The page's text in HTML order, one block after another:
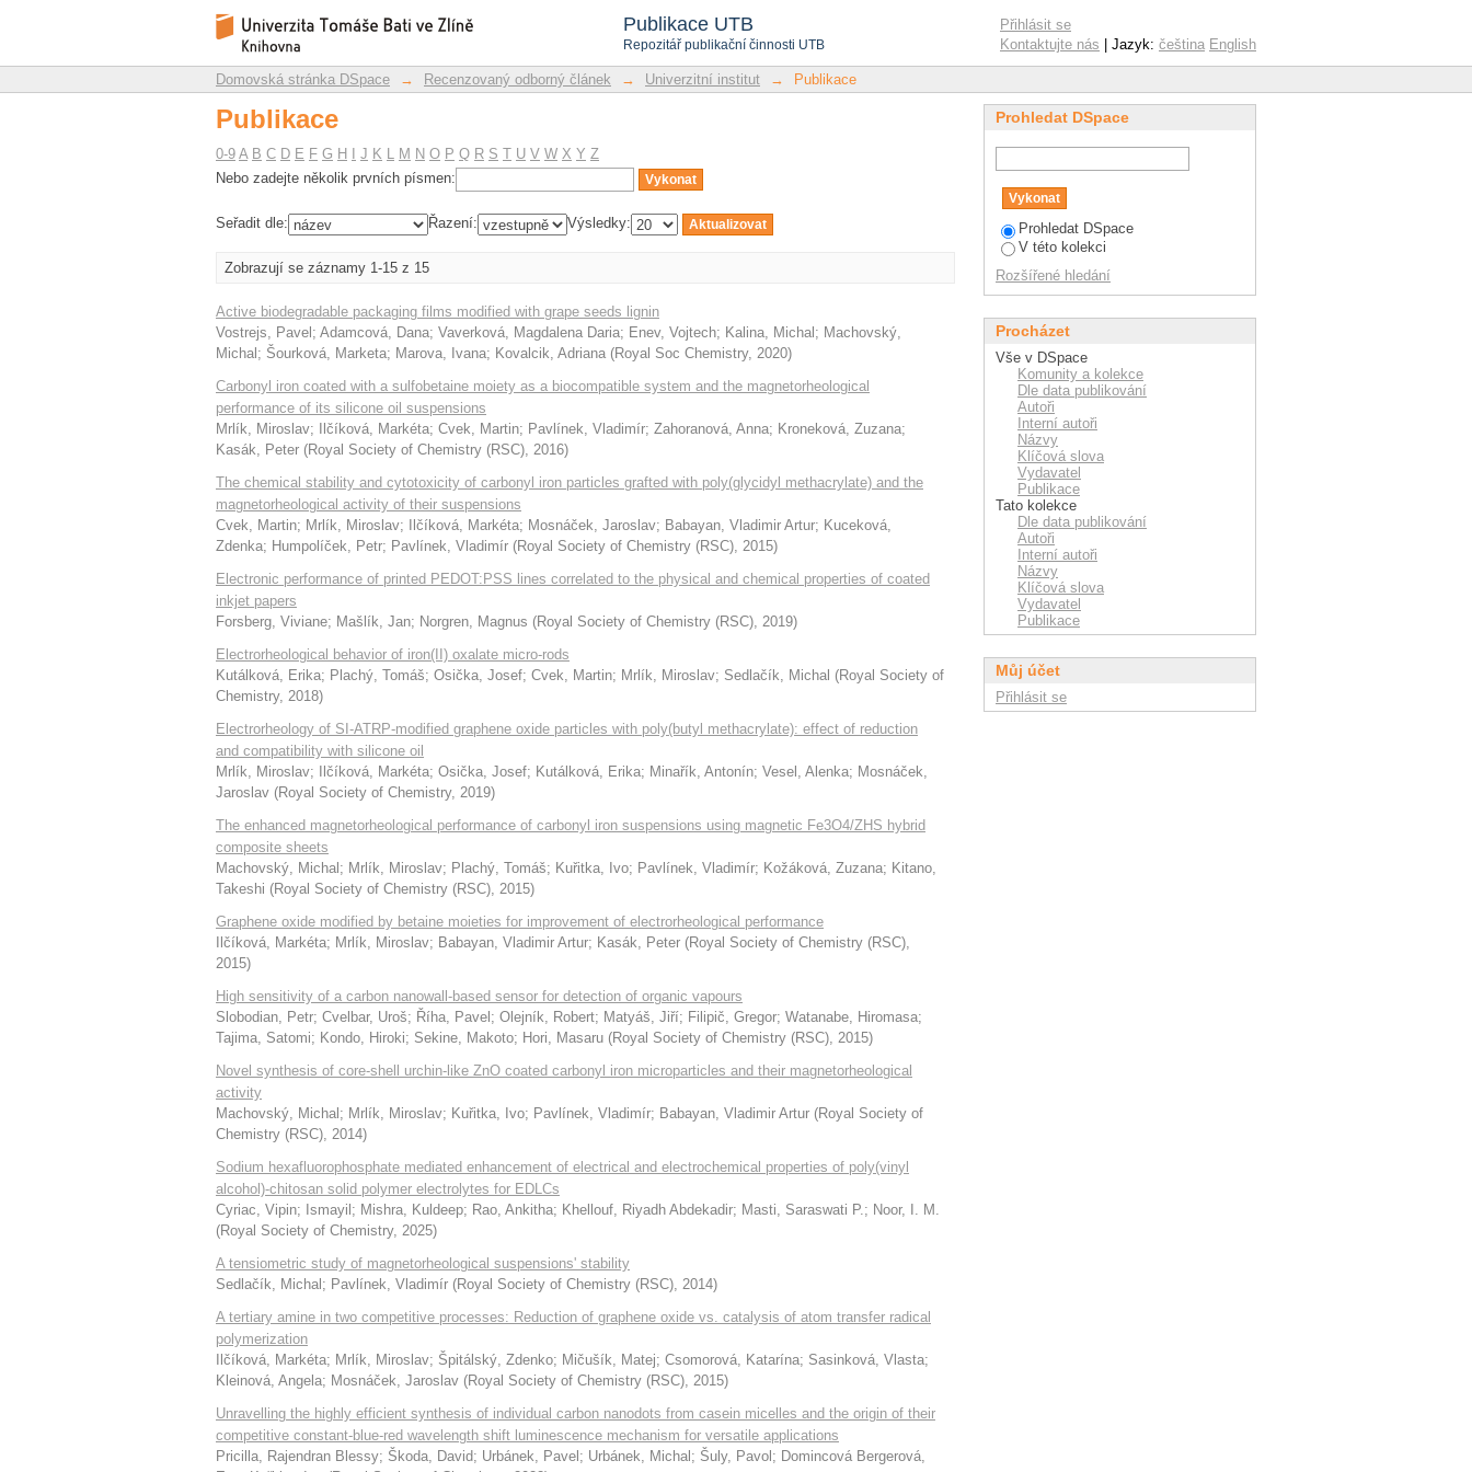
Publikace UTB
Repozitář publikační činnosti UTB
Publikace
Repozitář DSpace/Manakin
Přihlásit se
Kontaktujte nás | Jazyk: čeština English
Domovská stránka DSpace → Recenzovaný odborný článek → Univerzitní institut → Publikace
Publikace
0-9 A B C D E F G H J K L M N O P Q R S T U V W X Y Z
Nebo zadejte několik prvních písmen:
Seřadit dle: Řazení: Výsledky:
Zobrazují se záznamy 1-15 z 15
Active biodegradable packaging films modified with grape seeds lignin
Vostrejs, Pavel ; Adamcová, Dana; Vaverková, Magdalena Daria; Enev, Vojtech; Kalina, Michal ; Machovský,
Michal ; Šourková, Marketa; Marova, Ivana; Kovalcik, Adriana (Royal Soc Chemistry, 2020)
Carbonyl iron coated with a sulfobetaine moiety as a biocompatible system and the magnetorheological
performance of its silicone oil suspensions
Mrlík, Miroslav; Ilčíková, Markéta; Cvek, Martin; Pavlínek, Vladimír; Zahoranová, Anna; Kroneková, Zuzana;
Kasák, Peter (Royal Society of Chemistry (RSC), 2016)
The chemical stability and cytotoxicity of carbonyl iron particles grafted with poly(glycidyl methacrylate) and the
magnetorheological activity of their suspensions
Cvek, Martin; Mrlík, Miroslav; Ilčíková, Markéta; Mosnáček, Jaroslav; Babayan, Vladimir Artur; Kuceková,
Zdenka; Humpolíček, Petr; Pavlínek, Vladimír (Royal Society of Chemistry (RSC), 2015)
Electronic performance of printed PEDOT:PSS lines correlated to the physical and chemical properties of coated
inkjet papers
Forsberg, Viviane; Mašlík, Jan; Norgren, Magnus (Royal Society of Chemistry (RSC), 2019)
Electrorheological behavior of iron(II) oxalate micro-rods
Kutálková, Erika; Plachý, Tomáš; Osička, Josef; Cvek, Martin; Mrlík, Miroslav; Sedlačík, Michal (Royal Society of
Chemistry, 2018)
Electrorheology of SI-ATRP-modified graphene oxide particles with poly(butyl methacrylate): effect of reduction
and compatibility with silicone oil
Mrlík, Miroslav; Ilčíková, Markéta; Osička, Josef; Kutálková, Erika; Minařík, Antonín; Vesel, Alenka; Mosnáček,
Jaroslav (Royal Society of Chemistry, 2019)
The enhanced magnetorheological performance of carbonyl iron suspensions using magnetic Fe3O4/ZHS hybrid
composite sheets
Machovský, Michal ; Mrlík, Miroslav; Plachý, Tomáš; Kuřitka, Ivo; Pavlínek, Vladimír; Kožáková, Zuzana; Kitano,
Takeshi (Royal Society of Chemistry (RSC), 2015)
Graphene oxide modified by betaine moieties for improvement of electrorheological performance
Ilčíková, Markéta; Mrlík, Miroslav; Babayan, Vladimir Artur; Kasák, Peter (Royal Society of Chemistry (RSC),
2015)
High sensitivity of a carbon nanowall-based sensor for detection of organic vapours
Slobodian, Petr; Cvelbar, Uroš; Říha, Pavel ; Olejník, Robert; Matyáš, Jiří; Filipič, Gregor; Watanabe, Hiromasa;
Tajima, Satomi; Kondo, Hiroki; Sekine, Makoto; Hori, Masaru (Royal Society of Chemistry (RSC), 2015)
Novel synthesis of core-shell urchin-like ZnO coated carbonyl iron microparticles and their magnetorheological
activity
Machovský, Michal ; Mrlík, Miroslav; Kuřitka, Ivo; Pavlínek, Vladimír; Babayan, Vladimir Artur (Royal Society of
Chemistry (RSC), 2014)
Sodium hexafluorophosphate mediated enhancement of electrical and electrochemical properties of poly(vinyl
alcohol)-chitosan solid polymer electrolytes for EDLCs
Cyriac, Vipin; Ismayil ; Mishra, Kuldeep; Rao, Ankitha; Khellouf, Riyadh Abdekadir; Masti, Saraswati P.; Noor, I. M.
(Royal Society of Chemistry, 2025)
A tensiometric study of magnetorheological suspensions' stability
Sedlačík, Michal ; Pavlínek, Vladimír (Royal Society of Chemistry (RSC), 2014)
A tertiary amine in two competitive processes: Reduction of graphene oxide vs. catalysis of atom transfer radical
polymerization
Ilčíková, Markéta; Mrlík, Miroslav; Špitálský, Zdenko; Mičušík, Matej; Csomorová, Katarína; Sasinková, Vlasta;
Kleinová, Angela; Mosnáček, Jaroslav (Royal Society of Chemistry (RSC), 2015)
Unravelling the highly efficient synthesis of individual carbon nanodots from casein micelles and the origin of their
competitive constant-blue-red wavelength shift luminescence mechanism for versatile applications
Pricilla, Rajendran Blessy; Škoda, David; Urbánek, Pavel ; Urbánek, Michal ; Šuly, Pavol ; Domincová Bergerová,
Prohledat DSpace
Prohledat DSpace
V této kolekci
Rozšířené hledání
Procházet
Vše v DSpace
Komunity a kolekce
Dle data publikování
Autoři
Interní autoři
Názvy
Klíčová slova
Vydavatel
Publikace
Tato kolekce
Dle data publikování
Autoři
Interní autoři
Názvy
Klíčová slova
Vydavatel
Publikace
Můj účet
Přihlásit se